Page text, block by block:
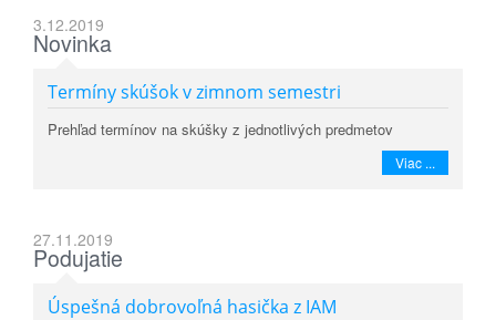
3.12.2019
Novinka
Termíny skúšok v zimnom semestri
Prehľad termínov na skúšky z jednotlivých predmetov
Viac ...
27.11.2019
Podujatie
Úspešná dobrovoľná hasička z IAM